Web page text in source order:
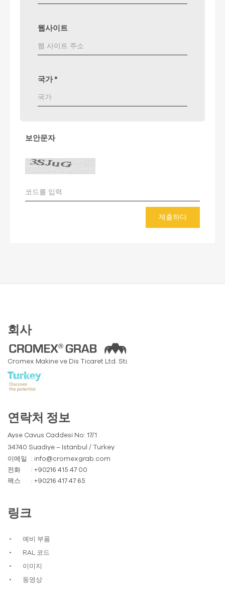
웹사이트
국가 *
보안문자
제출하다
회사
Cromex Makine ve Dis Ticaret Ltd. Sti.
연락처 정보
Ayse Cavus Caddesi No: 17/1
34740 Suadiye – Istanbul / Turkey
이메일
: info@cromexgrab.com
전화
: +90216 415 47 00
팩스
: +90216 417 47 65
링크
예비 부품
RAL 코드
이미지
동영상